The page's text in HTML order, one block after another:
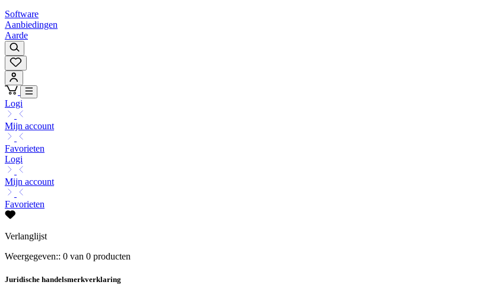
Software
Aanbiedingen
Aarde
Logi
Mijn account
Favorieten
Logi
Mijn account
Favorieten
Verlanglijst
Weergegeven:: 0 van 0 producten
Juridische handelsmerkverklaring